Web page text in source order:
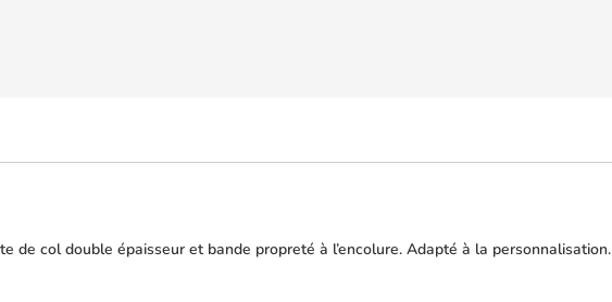
de col double épaisseur et bande propreté à l’encolure. Adapté à la personnalisation.